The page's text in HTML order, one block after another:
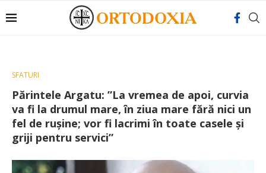
SFATURI
Părintele Argatu: ”La vremea de apoi, curvia
va fi la drumul mare, în ziua mare fără nici un
fel de ruşine; vor fi lacrimi în toate casele şi
griji pentru servici”